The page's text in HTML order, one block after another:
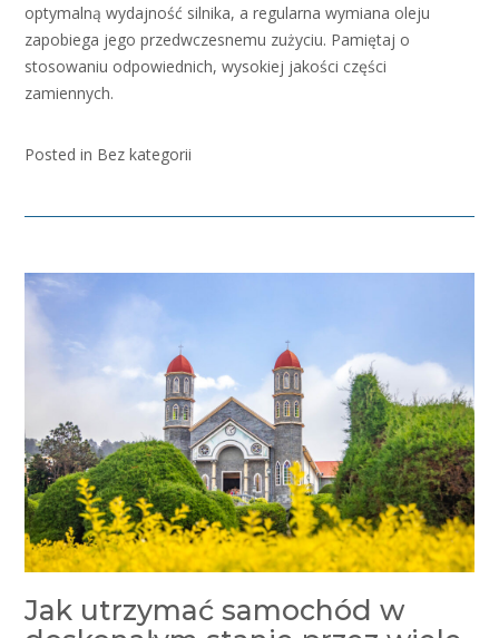
optymalną wydajność silnika, a regularna wymiana oleju
zapobiega jego przedwczesnemu zużyciu. Pamiętaj o
stosowaniu odpowiednich, wysokiej jakości części
zamiennych.
Posted in Bez kategorii
Jak utrzymać samochód w